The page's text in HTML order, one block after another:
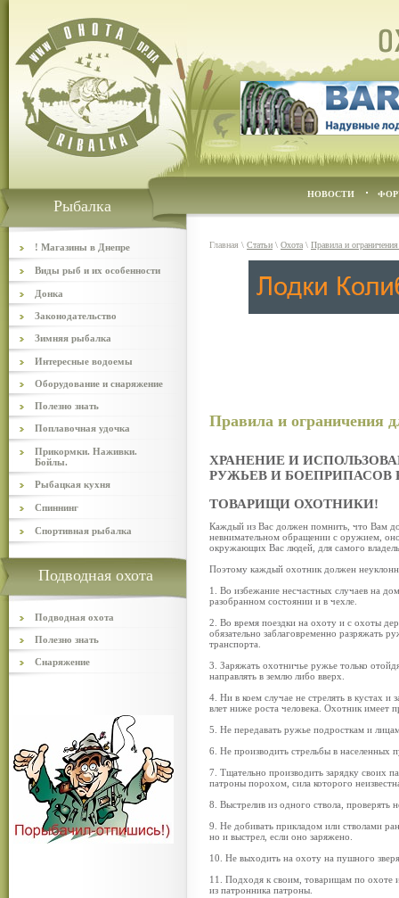
Рыбалка
НОВОСТИ
! Магазины в Днепре
Виды рыб и их особенности
Донка
Законодательство
Зимняя рыбалка
Интересные водоемы
Оборудование и снаряжение
Полезно знать
Поплавочная удочка
Прикормки. Наживки.
Бойлы.
Рыбацкая кухня
Спиннинг
Спортивная рыбалка
Подводная охота
Подводная охота
Полезно знать
Снаряжение
Главная \ Статьи \ Охота \ Правила и
Правила и ограничения
ХРАНЕНИЕ И
РУЖЬЕВ И БОЕПРИПАСОВ
ТОВАРИЩИ ОХОТНИКИ!
Каждый из Вас должен помнить, что Вам
невнимательном обращении с оружием,
окружающих Вас людей, для самого
Поэтому каждый охотник должен
1. Во избежание несчастных случаев на
разобранном состоянии и в чехле.
2. Во время поездки на охоту и с охоты
обязательно заблаговременно разряжать
транспорта.
3. Заряжать охотничье ружье только
направлять в землю либо вверх.
4. Ни в коем случае не стрелять в кустах
влет ниже роста человека. Охотник имеет
5. Не передавать ружье подросткам и
6. Не производить стрельбы в населенных
7. Тщательно производить зарядку своих
патроны порохом, сила которого
8. Выстрелив из одного ствола,
9. Не добивать прикладом или стволами
но и выстрел, если оно заряжено.
10. Не выходить на охоту на пушного
11. Подходя к своим, товарищам по охоте
из патронника патроны.